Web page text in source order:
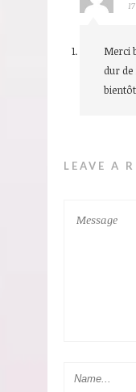
Merci
dur de
bientôt
LEAVE A